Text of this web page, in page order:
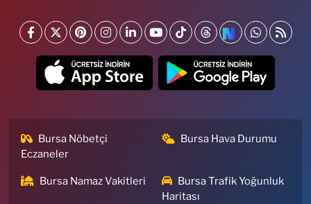
Bursa Nöbetçi
Eczaneler
Bursa Hava Durumu
Bursa Namaz Vakitleri
Bursa Trafik Yoğunluk
Haritası